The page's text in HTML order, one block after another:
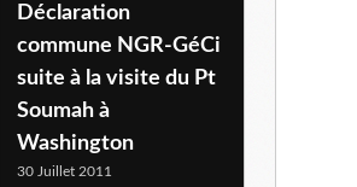
Déclaration
commune NGR-GéCi
suite à la visite du Pt
Soumah à
Washington
30 Juillet 2011